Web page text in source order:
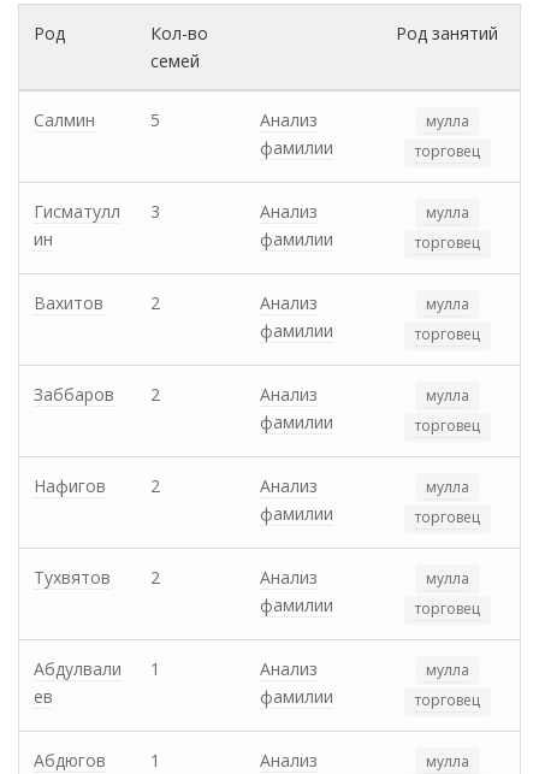
Род
Кол-во
семей
Род занятий
Салмин 5
Анализ
фамилии
мулла
торговец
Гисматулл
ин
3
Анализ
фамилии
мулла
торговец
Вахитов 2
Анализ
фамилии
мулла
торговец
Заббаров 2
Анализ
фамилии
мулла
торговец
Нафигов 2
Анализ
фамилии
мулла
торговец
Тухвятов 2
Анализ
фамилии
мулла
торговец
Абдулвали
ев
1
Анализ
фамилии
мулла
торговец
Абдюгов 1
Анализ
мулла